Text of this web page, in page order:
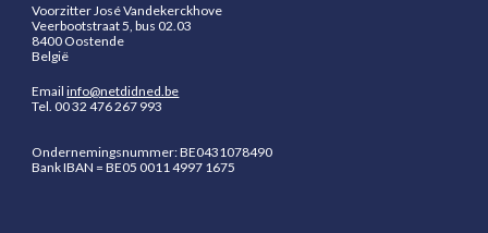
Voorzitter José Vandekerckhove
Veerbootstraat 5, bus 02.03
8400 Oostende
België
Emailinfo@netdidned.be
Tel.00 32 476 267 993
Ondernemingsnummer: BE0431078490
BankIBAN = BE05 0011 4997 1675